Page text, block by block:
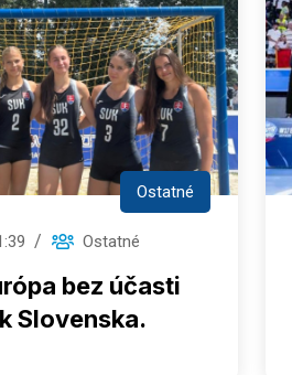
Ostatné
Ostatné
bez účasti
Slovenska.